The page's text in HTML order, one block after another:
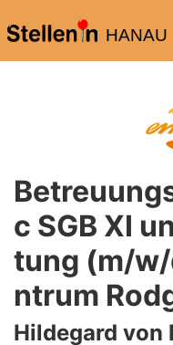
HANAU
c SGB XI
tung (m/
ntrum
Hildegard von